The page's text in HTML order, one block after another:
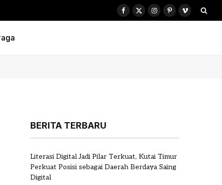
Facebook
X
Instagram
PinterestVimeo
BERITA TERBARU
Literasi Digital Jadi Pilar Terkuat, Kutai Timur
Perkuat Posisi sebagai Daerah Berdaya Saing
Digital